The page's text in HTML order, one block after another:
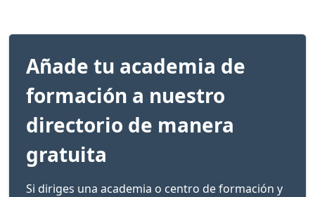
Añade tu academia de
formación a nuestro
directorio de manera
gratuita
Si diriges una academia o centro de formación y